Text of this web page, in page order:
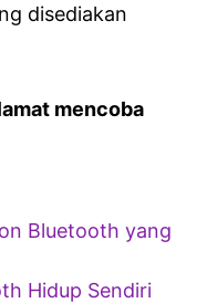
disediakan
mencoba
Bluetooth yang
Hidup Sendiri